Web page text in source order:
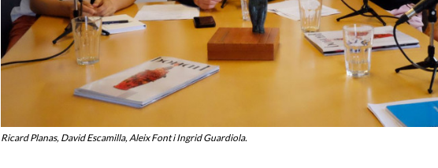
Ricard Planas, David Escamilla, Aleix Font i Ingrid Guardiola.